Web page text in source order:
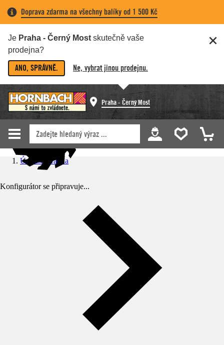
Doprava zdarma na všechny balíky od 1 500 Kč
Je Praha - Černý Most skutečně vaše
prodejna?
ANO, SPRÁVNĚ. Ne, vybrat jinou prodejnu.
Praha - Černý Most
Konfigurátor se připravuje...
Úvodní stránka